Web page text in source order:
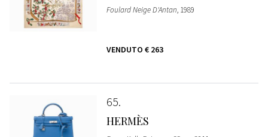
Foulard Neige D'Antan, 1989
VENDUTO € 263
65
HERMÈS